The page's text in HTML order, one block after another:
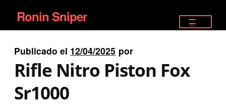
Ir
a
la
navegación
Ir
al
contenido
Ronin Sniper
EQUIPAMIENTO ÉLITE
Publicado el 12/04/2025 por
Rifle Nitro Piston Fox
Sr1000